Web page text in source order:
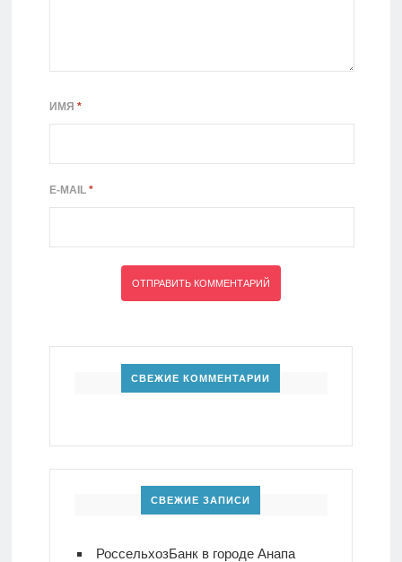
ИМЯ *
E-MAIL *
СВЕЖИЕ КОММЕНТАРИИ
СВЕЖИЕ ЗАПИСИ
РоссельхозБанк в городе Анапа